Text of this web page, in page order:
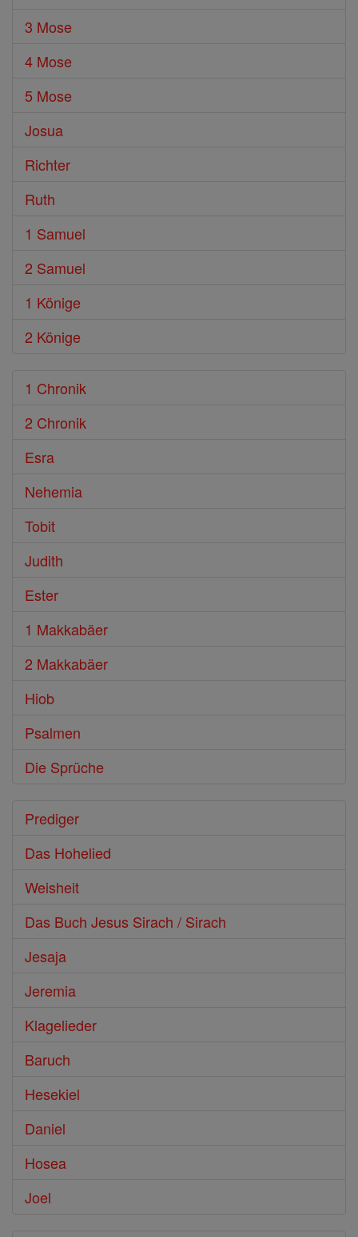
3 Mose
4 Mose
5 Mose
Josua
Richter
Ruth
1 Samuel
2 Samuel
1 Könige
2 Könige
1 Chronik
2 Chronik
Esra
Nehemia
Tobit
Judith
Ester
1 Makkabäer
2 Makkabäer
Hiob
Psalmen
Die Sprüche
Prediger
Das Hohelied
Weisheit
Das Buch Jesus Sirach / Sirach
Jesaja
Jeremia
Klagelieder
Baruch
Hesekiel
Daniel
Hosea
Joel